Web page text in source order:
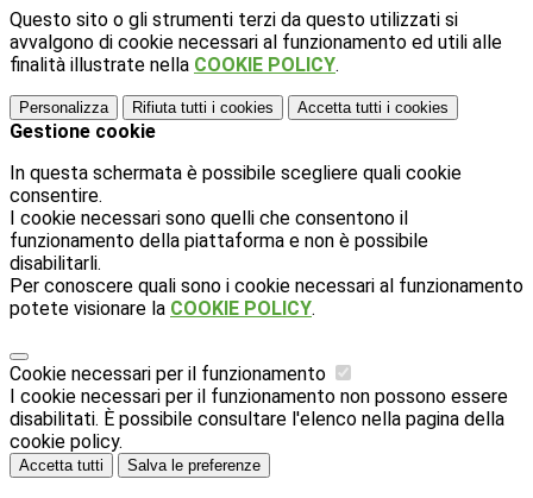
Questo sito o gli strumenti terzi da questo utilizzati si
avvalgono di cookie necessari al funzionamento ed utili alle
finalità illustrate nella COOKIE POLICY.
Personalizza Rifiuta tutti i cookies Accetta tutti i cookies
Gestione cookie
In questa schermata è possibile scegliere quali cookie
consentire.
I cookie necessari sono quelli che consentono il
funzionamento della piattaforma e non è possibile
disabilitarli.
Per conoscere quali sono i cookie necessari al funzionamento
potete visionare la COOKIE POLICY.
Cookie necessari per il funzionamento
I cookie necessari per il funzionamento non possono essere
disabilitati. È possibile consultare l'elenco nella pagina della
cookie policy.
Accetta tutti Salva le preferenze